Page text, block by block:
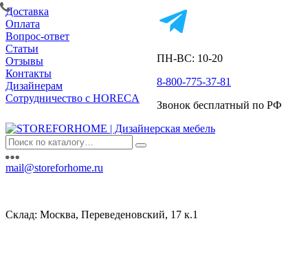
Доставка
Оплата
Вопрос-ответ
Статьи
Отзывы
Контакты
Дизайнерам
Сотрудничество с HORECA
ПН-ВС: 10-20
8-800-775-37-81
Звонок бесплатный по РФ
mail@storeforhome.ru
Склад: Москва, Переведеновский, 17 к.1